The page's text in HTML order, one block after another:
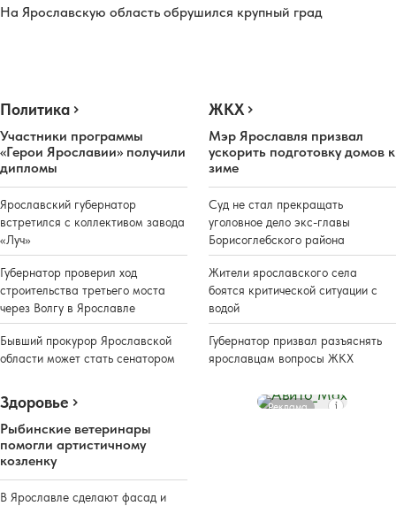
На Ярославскую область обрушился крупный град
Политика
Участники программы
«Герои Ярославии» получили
дипломы
Ярославский губернатор
встретился с коллективом завода
«Луч»
Губернатор проверил ход
строительства третьего моста
через Волгу в Ярославле
Бывший прокурор Ярославской
области может стать сенатором
ЖКХ
Мэр Ярославля призвал
ускорить подготовку домов к
зиме
Суд не стал прекращать
уголовное дело экс-главы
Борисоглебского района
Жители ярославского села
боятся критической ситуации с
водой
Губернатор призвал разъяснять
ярославцам вопросы ЖКХ
Здоровье
Рыбинские ветеринары
помогли артистичному
козленку
В Ярославле сделают фасад и
Реклама